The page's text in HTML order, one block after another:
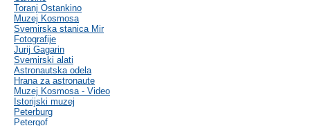
Toranj Ostankino
Muzej Kosmosa
Svemirska stanica Mir
Fotografije
Jurij Gagarin
Svemirski alati
Astronautska odela
Hrana za astronaute
Muzej Kosmosa - Video
Istorijski muzej
Peterburg
Petergof